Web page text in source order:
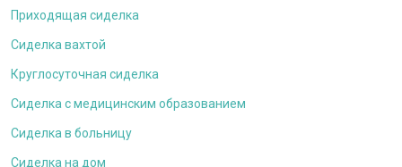
Приходящая сиделка
Сиделка вахтой
Круглосуточная сиделка
Сиделка с медицинским образованием
Сиделка в больницу
Сиделка на дом